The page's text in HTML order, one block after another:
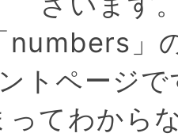
numbers」
ントページで
ってわから